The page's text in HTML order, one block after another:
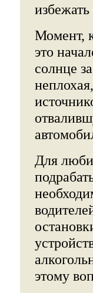
Момент,
это
солнце
Для
этому